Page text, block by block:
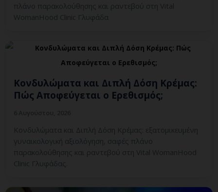
πλάνο παρακολούθησης και ραντεβού στη Vital
WomanHood Clinic Γλυφάδα
Κονδυλώματα και Διπλή Δόση Κρέμας:
Πώς Αποφεύγεται ο Ερεθισμός;
Κονδυλώματα και Διπλή Δόση Κρέμας: εξατομικευμένη
γυναικολογική αξιολόγηση, σαφές πλάνο
παρακολούθησης και ραντεβού στη Vital WomanHood
Clinic Γλυφάδας.